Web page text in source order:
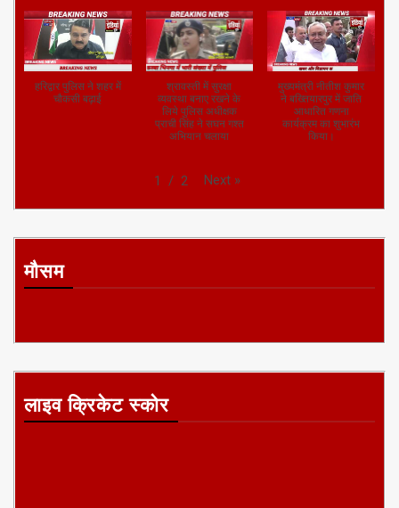
हरिद्वार पुलिस ने शहर में
चौकसी बढ़ाई
श्रावस्ती में सुरक्षा
व्यवस्था बनाए रखने के
लिये पुलिस अधीक्षक
प्राची सिंह ने सघन गश्त
अभियान चलाया
मुख्यमंत्री नीतीश कुमार
ने बख्तियारपुर में जाति
आधारित गणना
कार्यक्रम का शुभारंभ
किया।
1 / 2 Next »
मौसम
लाइव क्रिकेट स्कोर